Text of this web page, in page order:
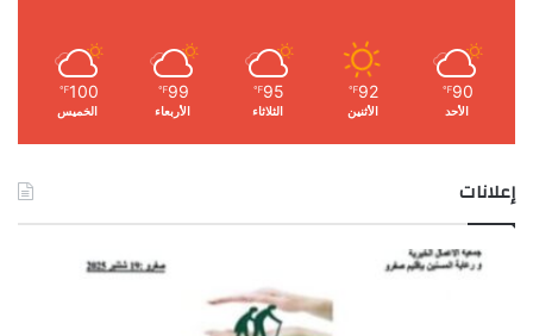
90
℉
الأحد
92
℉
الأثنين
95
℉
الثلاثاء
99
℉
الأربعاء
100
℉
الخميس
إعلانات